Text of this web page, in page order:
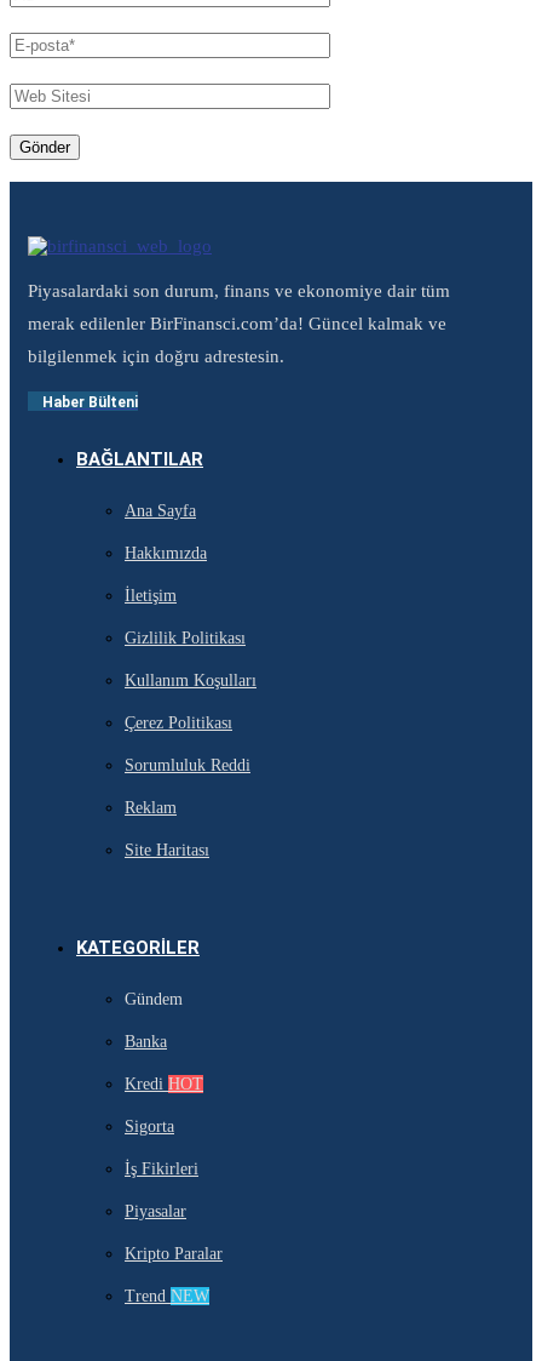
Piyasalardaki son durum, finans ve ekonomiye dair tüm
merak edilenler BirFinansci.com’da! Güncel kalmak ve
bilgilenmek için doğru adrestesin.
Haber Bülteni
BAĞLANTILAR
Ana Sayfa
Hakkımızda
İletişim
Gizlilik Politikası
Kullanım Koşulları
Çerez Politikası
Sorumluluk Reddi
Reklam
Site Haritası
KATEGORILER
Gündem
Banka
Kredi HOT
Sigorta
İş Fikirleri
Piyasalar
Kripto Paralar
Trend NEW